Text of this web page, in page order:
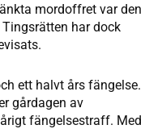
mordoffret var den
har dock
ett halvt års fängelse.
gårdagen av
fängelsestraff. Med